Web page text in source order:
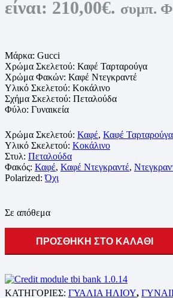
είναι: 210,00€. συμπ.
Μάρκα: Gucci
Χρώμα Σκελετού: Καφέ Ταρταρούγα
Χρώμα Φακών: Καφέ Ντεγκραντέ
Υλικό Σκελετού: Κοκάλινο
Σχήμα Σκελετού: Πεταλούδα
Φύλο: Γυναικεία
Χρώμα Σκελετού: Καφέ, Καφέ Ταρταρούγα
Υλικό Σκελετού: Κοκάλινο
Στυλ: Πεταλούδα
Φακός: Καφέ, Καφέ Ντεγκραντέ,
Polarized:Όχι
Σε απόθεμα
ΠΡΟΣΘΗΚΗ ΣΤΟ ΚΑΛΑΘΙ
ΚΑΤΗΓΟΡΙΕΣ: ΓΥΑΛΙΑ ΗΛΙΟΥ,